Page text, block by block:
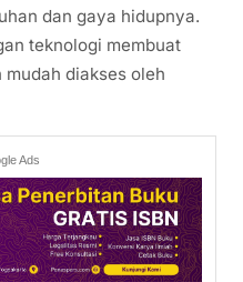
dan gaya hidupnya.
teknologi membuat
diakses oleh
Ads